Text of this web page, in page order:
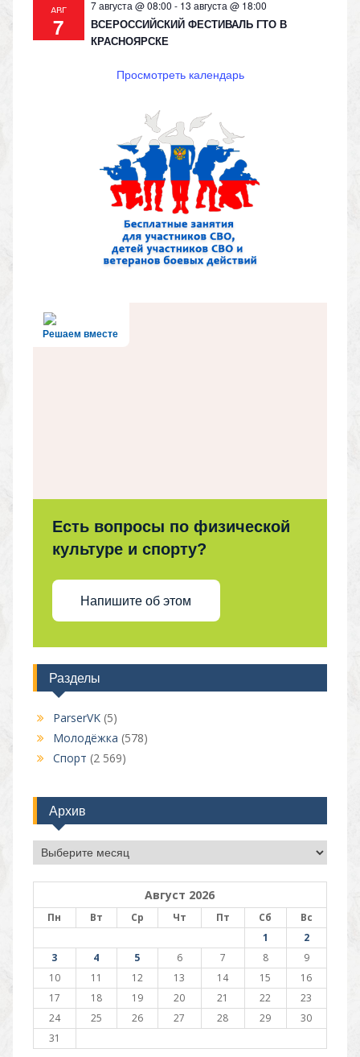
АВГ
7
7 августа @ 08:00 - 13 августа @ 18:00
ВСЕРОССИЙСКИЙ ФЕСТИВАЛЬ ГТО В
КРАСНОЯРСКЕ
Просмотреть календарь
Решаем вместе
Есть вопросы по физической
культуре и спорту?
Напишите об этом
Разделы
ParserVK(5)
Молодёжка (578)
Спорт (2 569)
Архив
Архив
Август 2026
Пн Вт Ср Чт Пт Сб
Вс
1
2
3
4 5 6 7 8
9
10
11 12 13 14 15
16
17
18 19 20 21 22
23
24
25 26 27 28 29
30
31